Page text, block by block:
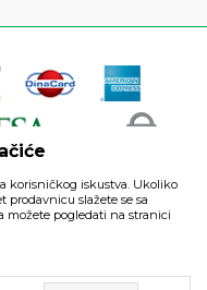
i ne podrazumeva
trenutku.
korisničkog iskustva. Ukoliko
prodavnicu slažete se sa
možete pogledati na stranici